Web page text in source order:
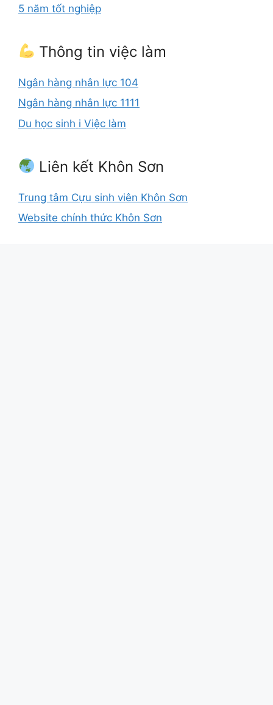
5 năm tốt nghiệp
Thông tin việc làm
Ngân hàng nhân lực 104
Ngân hàng nhân lực 1111
Du học sinh i Việc làm
Liên kết Khôn Sơn
Trung tâm Cựu sinh viên Khôn Sơn
Website chính thức Khôn Sơn